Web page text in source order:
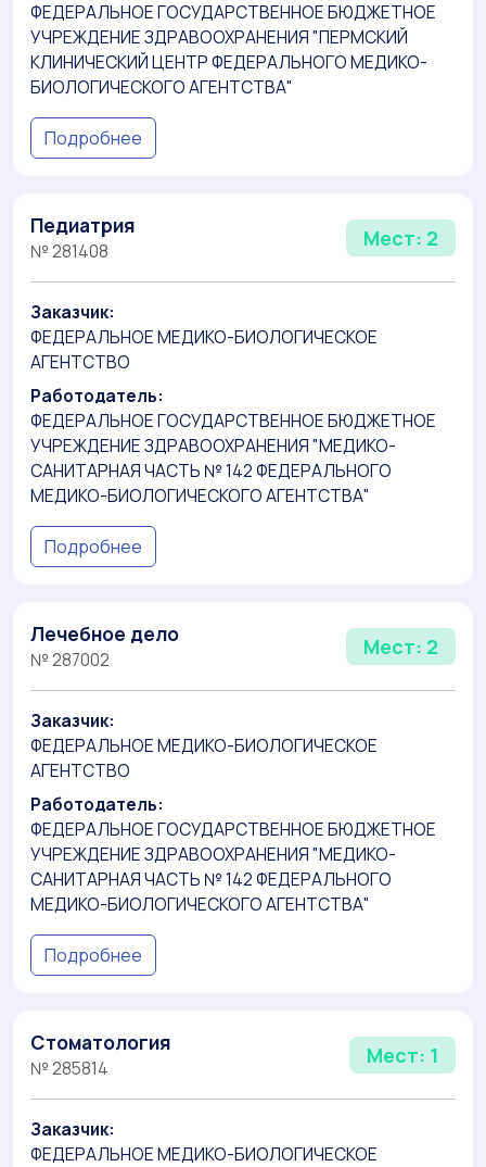
ФЕДЕРАЛЬНОЕ ГОСУДАРСТВЕННОЕ БЮДЖЕТНОЕ
УЧРЕЖДЕНИЕ ЗДРАВООХРАНЕНИЯ "ПЕРМСКИЙ
КЛИНИЧЕСКИЙ ЦЕНТР ФЕДЕРАЛЬНОГО МЕДИКО-
БИОЛОГИЧЕСКОГО АГЕНТСТВА"
Подробнее
Педиатрия
№ 281408
Мест: 2
Заказчик:
ФЕДЕРАЛЬНОЕ МЕДИКО-БИОЛОГИЧЕСКОЕ
АГЕНТСТВО
Работодатель:
ФЕДЕРАЛЬНОЕ ГОСУДАРСТВЕННОЕ БЮДЖЕТНОЕ
УЧРЕЖДЕНИЕ ЗДРАВООХРАНЕНИЯ "МЕДИКО-
САНИТАРНАЯ ЧАСТЬ № 142 ФЕДЕРАЛЬНОГО
МЕДИКО-БИОЛОГИЧЕСКОГО АГЕНТСТВА"
Подробнее
Лечебное дело
№ 287002
Мест: 2
Заказчик:
ФЕДЕРАЛЬНОЕ МЕДИКО-БИОЛОГИЧЕСКОЕ
АГЕНТСТВО
Работодатель:
ФЕДЕРАЛЬНОЕ ГОСУДАРСТВЕННОЕ БЮДЖЕТНОЕ
УЧРЕЖДЕНИЕ ЗДРАВООХРАНЕНИЯ "МЕДИКО-
САНИТАРНАЯ ЧАСТЬ № 142 ФЕДЕРАЛЬНОГО
МЕДИКО-БИОЛОГИЧЕСКОГО АГЕНТСТВА"
Подробнее
Стоматология
№ 285814
Мест: 1
Заказчик:
ФЕДЕРАЛЬНОЕ МЕДИКО-БИОЛОГИЧЕСКОЕ